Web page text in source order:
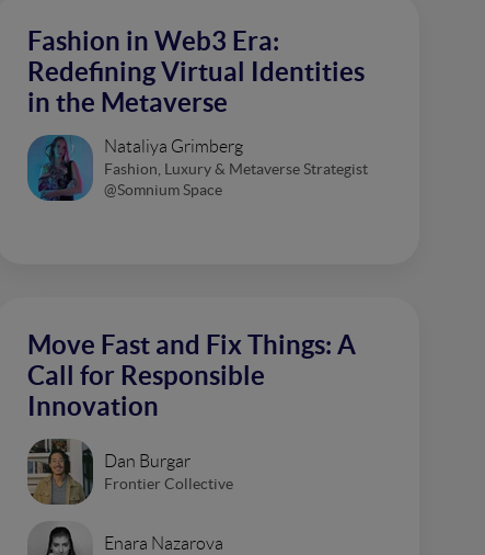
Fashion in Web3 Era:
Redefining Virtual Identities
in the Metaverse
Nataliya Grimberg
Fashion, Luxury & Metaverse Strategist
@Somnium Space
Move Fast and Fix Things: A
Call for Responsible
Innovation
Dan Burgar
Frontier Collective
Enara Nazarova